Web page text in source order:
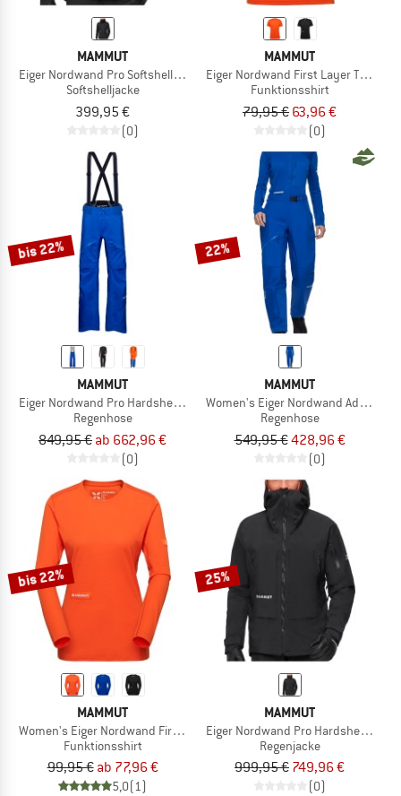
MAMMUT
Eiger Nordwand Pro Softshell Hooded Jacket
Softshelljacke
399,95 €
(0)
MAMMUT
Eiger Nordwand First Layer T-Shirt
Funktionsshirt
79,95 € 63,96 €
(0)
bis 22%
MAMMUT
Eiger Nordwand Pro Hardshell Pants
Regenhose
849,95 € ab 662,96 €
(0)
22%
MAMMUT
Women's Eiger Nordwand
Regenhose
549,95 €428,96 €
(0)
bis 22%
MAMMUT
Women's Eiger Nordwand First Layer Longsleeve
Funktionsshirt
99,95 € ab 77,96 €
5,0(1)
25%
MAMMUT
Eiger Nordwand Pro Hardshell
Regenjacke
999,95 € 749,96 €
(0)